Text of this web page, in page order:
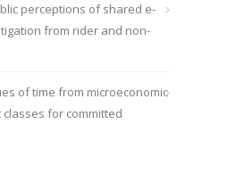
perceptions of shared e-
from rider and non-
of time from microeconomic
for committed